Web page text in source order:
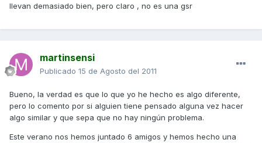
llevan demasiado bien, pero claro , no es una gsr
martinsensi
Publicado 15 de Agosto del 2011
Bueno, la verdad es que lo que yo he hecho es algo diferente,
pero lo comento por si alguien tiene pensado alguna vez hacer
algo similar y que sepa que no hay ningún problema.
Este verano nos hemos juntado 6 amigos y hemos hecho una